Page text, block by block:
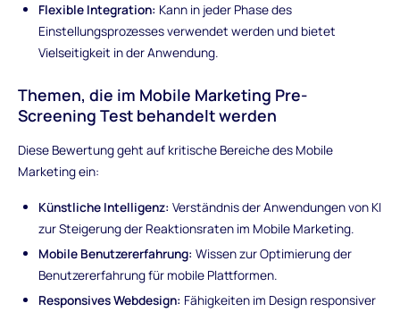
Flexible Integration: Kann in jeder Phase des
Einstellungsprozesses verwendet werden und bietet
Vielseitigkeit in der Anwendung.
Themen, die im Mobile Marketing Pre-
Screening Test behandelt werden
Diese Bewertung geht auf kritische Bereiche des Mobile
Marketing ein:
Künstliche Intelligenz: Verständnis der Anwendungen von KI
zur Steigerung der Reaktionsraten im Mobile Marketing.
Mobile Benutzererfahrung: Wissen zur Optimierung der
Benutzererfahrung für mobile Plattformen.
Responsives Webdesign: Fähigkeiten im Design responsiver